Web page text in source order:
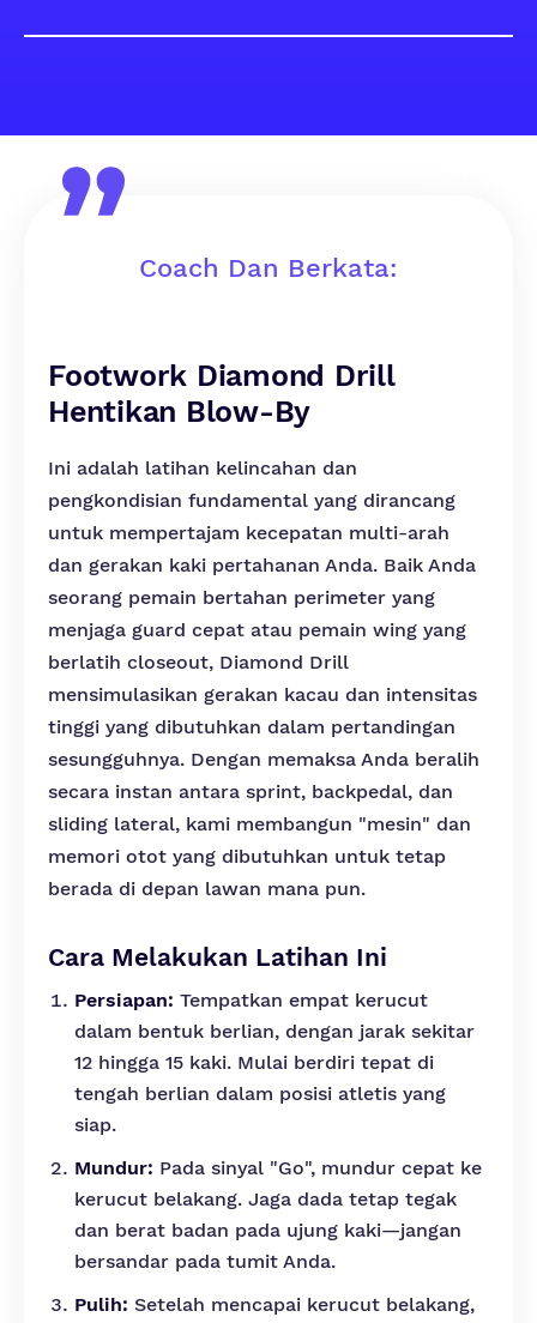
Coach Dan Berkata:
Footwork Diamond Drill
Hentikan Blow-By
Ini adalah latihan kelincahan dan
pengkondisian fundamental yang dirancang
untuk mempertajam kecepatan multi-arah
dan gerakan kaki pertahanan Anda. Baik Anda
seorang pemain bertahan perimeter yang
menjaga guard cepat atau pemain wing yang
berlatih closeout, Diamond Drill
mensimulasikan gerakan kacau dan intensitas
tinggi yang dibutuhkan dalam pertandingan
sesungguhnya. Dengan memaksa Anda beralih
secara instan antara sprint, backpedal, dan
sliding lateral, kami membangun "mesin" dan
memori otot yang dibutuhkan untuk tetap
berada di depan lawan mana pun.
Cara Melakukan Latihan Ini
Persiapan: Tempatkan empat kerucut
dalam bentuk berlian, dengan jarak sekitar
12 hingga 15 kaki. Mulai berdiri tepat di
tengah berlian dalam posisi atletis yang
siap.
Mundur: Pada sinyal "Go", mundur cepat ke
kerucut belakang. Jaga dada tetap tegak
dan berat badan pada ujung kaki—jangan
bersandar pada tumit Anda.
Pulih: Setelah mencapai kerucut belakang,